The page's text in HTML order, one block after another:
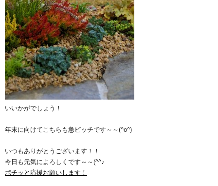
いいかがでしょう！
年末に向けてこちらも急ピッチです～～(^o^)
いつもありがとうございます！！
今日も元気によろしくです～～(^^♪
ポチッと応援お願いします！